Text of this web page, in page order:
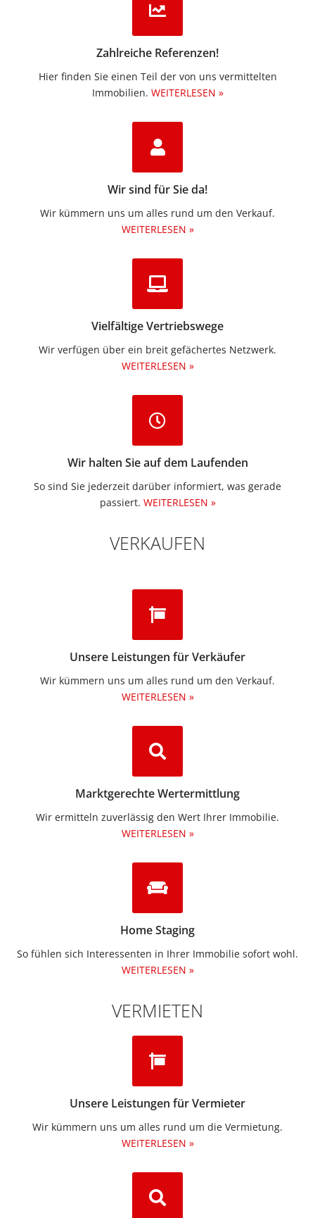
Zahlreiche Referenzen!
Hier finden Sie einen Teil der von uns vermittelten
Immobilien.​ WEITERLESEN »
Wir sind für Sie da!
Wir kümmern uns um alles rund um den Verkauf.
WEITERLESEN »
Vielfältige Vertriebswege
Wir verfügen über ein breit gefächertes Netzwerk.
WEITERLESEN »
Wir halten Sie auf dem Laufenden
So sind Sie jederzeit darüber informiert, was gerade
passiert. WEITERLESEN »
VERKAUFEN
Unsere Leistungen für Verkäufer
Wir kümmern uns um alles rund um den Verkauf.
WEITERLESEN »
Marktgerechte Wertermittlung
Wir ermitteln zuverlässig den Wert Ihrer Immobilie.
WEITERLESEN »
Home Staging
So fühlen sich Interessenten in Ihrer Immobilie sofort wohl.
WEITERLESEN »
VERMIETEN
Unsere Leistungen für Vermieter
Wir kümmern uns um alles rund um die Vermietung.​
WEITERLESEN »